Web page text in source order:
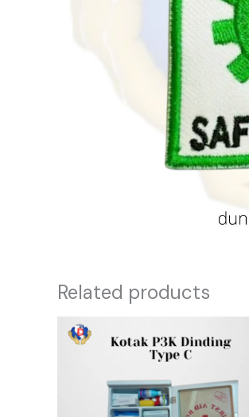
Related products